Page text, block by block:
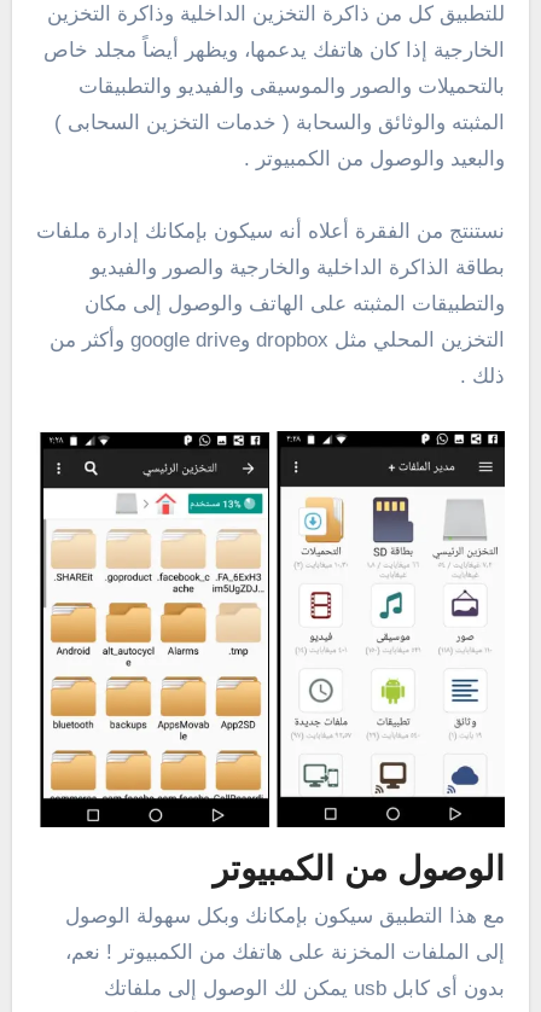
للتطبيق كل من ذاكرة التخزين الداخلية وذاكرة التخزين
الخارجية إذا كان هاتفك يدعمها، ويظهر أيضاً مجلد خاص
بالتحميلات والصور والموسيقى والفيديو والتطبيقات
المثبته والوثائق والسحابة ( خدمات التخزين السحابى )
والبعيد والوصول من الكمبيوتر .
نستنتج من الفقرة أعلاه أنه سيكون بإمكانك إدارة ملفات
بطاقة الذاكرة الداخلية والخارجية والصور والفيديو
والتطبيقات المثبته على الهاتف والوصول إلى مكان
التخزين المحلي مثل dropbox وgoogle drive وأكثر من
ذلك .
الوصول من الكمبيوتر
مع هذا التطبيق سيكون بإمكانك وبكل سهولة الوصول
إلى الملفات المخزنة على هاتفك من الكمبيوتر ! نعم،
بدون أى كابل usb يمكن لك الوصول إلى ملفاتك